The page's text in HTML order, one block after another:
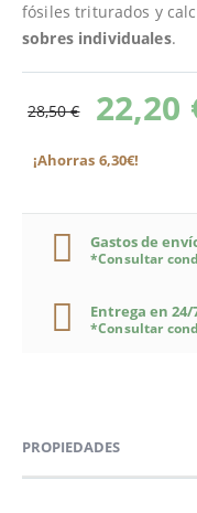
fósiles triturados y
sobres individuales.
28,50 € 22,20
¡Ahorras 6,30€!
Gastos de
*Consultar
Entrega en 24/
*Consultar
PROPIEDADES